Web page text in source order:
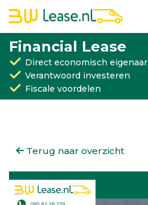
Financial Lease
Direct economisch eigenaar
Verantwoord investeren
Fiscale voordelen
Terug naar overzicht